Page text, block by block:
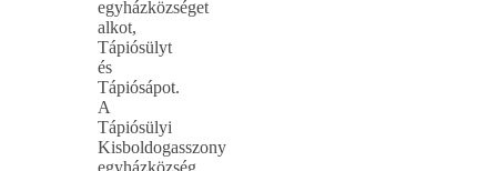
egyházközséget
alkot,
Tápiósülyt
és
Tápiósápot.
A
Tápiósülyi
Kisboldogasszony
egyházközség